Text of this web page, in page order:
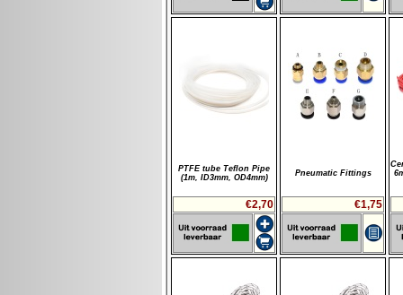
PTFE tube Teflon Pipe
(1m, ID3mm, OD4mm)
€2,70
Pneumatic Fittings
€1,75